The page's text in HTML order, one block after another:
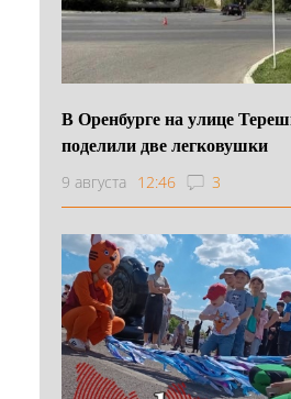
В Оренбурге на улице
поделили две легковушки
9 августа 12:46 3